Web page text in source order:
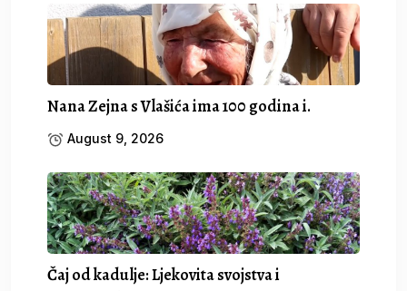
Nana Zejna s Vlašića ima 100 godina i.
August 9, 2026
Čaj od kadulje: Ljekovita svojstva i